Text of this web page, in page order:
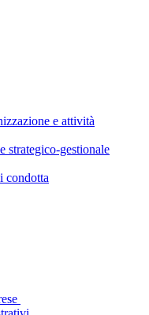
e attività
strategico-gestionale
condotta